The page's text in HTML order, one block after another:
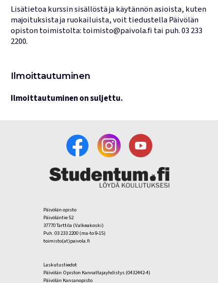
Lisätietoa kurssin sisällöstä ja käytännön asioista, kuten
majoituksista ja ruokailuista, voit tiedustella Päivölän
opiston toimistolta: toimisto@paivola.fi tai puh.03 233
2200.
Ilmoittautuminen
Ilmoittautuminen on suljettu.
Päivölän opisto
Päivöläntie 52
37770 Tarttila (Valkeakoski)
Puh. 03 233 2200 (ma-to 9-15)
toimisto(at)paivola.fi
Laskutustiedot
Päivölän Opiston Kannattajayhdistys (0432442-4)
Päivölän Kansanopisto